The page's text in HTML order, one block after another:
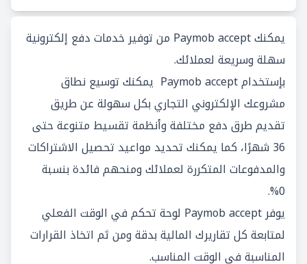
يمكنك Paymob accept من توفير خدمات دفع إلكترونية
سهلة وسريعة لعملائك.
بإستخدام Paymob accept يمكنك توسيع نطاق
مشروعك الإلكتروني التجاري بكل سهولة عن طريق
تقديم طرق دفع مختلفة وأنظمة تقسيط متنوعة حتى
36 شهرًا، كما يمكنك تحديد مواعيد تحصيل الاشتراكات
والمدفوعات المتكررة لعملائك ومنحهم فائدة بنسبة
0%.
يوفر Paymob accept لوحة تحكم في الوقت الفعلي
لمتابعة كل تقاريرك المالية بدقة ومن ثم اتخاذ القرارات
المناسبة في الوقت المناسب.